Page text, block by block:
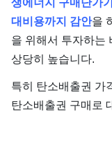
대비용까지 감안을
을 위해서 투자하는
상당히 높습니다.
특히 탄소배출권 가
탄소배출권 구매로